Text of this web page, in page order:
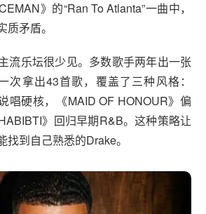
》的“Ran To Atlanta”一曲中，
矛盾。
流乐坛很少见。多数歌手两年出一张
次拿出43首歌，覆盖了三种风格：
唱硬核，《MAID OF HONOUR》偏
》回归早期R&B。这种策略让
找到自己熟悉的Drake。